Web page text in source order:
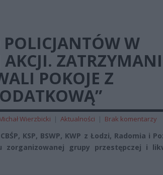
W
ZATRZYMANI
POKOJE Z
Wierzbicki | Aktualności | Brak komentarzy
KSP, BSWP, KWP z Łodzi, Radomia i
zorganizowanej grupy przestępczej i